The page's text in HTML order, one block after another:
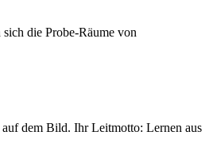
die Probe-Räume von
dem Bild. Ihr Leitmotto: Lernen aus